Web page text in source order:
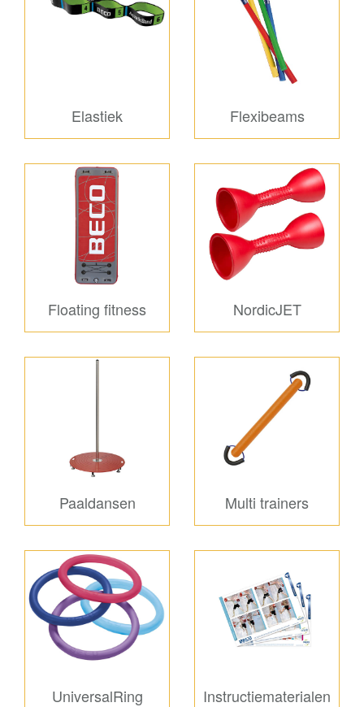
Elastiek Flexibeams
Floating fitness NordicJET
Paaldansen Multi trainers
UniversalRing Instructiematerialen